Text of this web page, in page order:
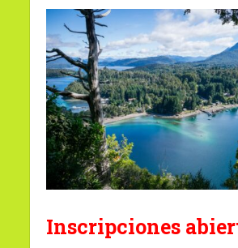
Inscripciones